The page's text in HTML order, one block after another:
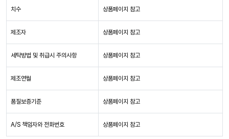
치수 상품페이지 참고
제조자 상품페이지 참고
세탁방법 및 취급시 주의사항 상품페이지 참고
제조연월 상품페이지 참고
품질보증기준 상품페이지 참고
A/S 책임자와 전화번호 상품페이지 참고